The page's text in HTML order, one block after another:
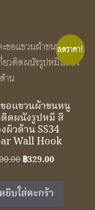
ลดราคา!
อแขวนผ้าขนหนู
ดผนังรูปหมี สี
ผิวด้าน SS34
Wall Hook
Original
was:
฿500.00.
฿329.00Current
ยิบใส่ตะกร้า